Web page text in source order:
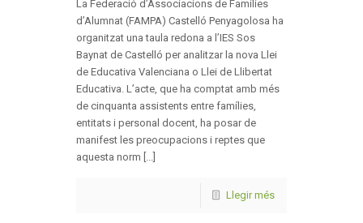
La Federació d’Associacions de Famílies
d’Alumnat (FAMPA) Castelló Penyagolosa ha
organitzat una taula redona a l’IES Sos
Baynat de Castelló per analitzar la nova Llei
de Educativa Valenciana o Llei de Llibertat
Educativa. L’acte, que ha comptat amb més
de cinquanta assistents entre famílies,
entitats i personal docent, ha posar de
manifest les preocupacions i reptes que
aquesta norm [...]
Llegir més